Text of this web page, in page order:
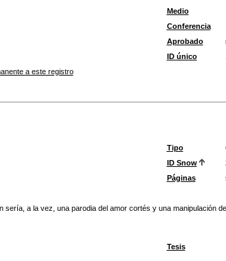
Medio
Conferencia
Aprobado
ID único
a este registro
Tipo
ID Snow
Páginas
a la vez, una parodia del amor cortés y una manipulación
Tesis